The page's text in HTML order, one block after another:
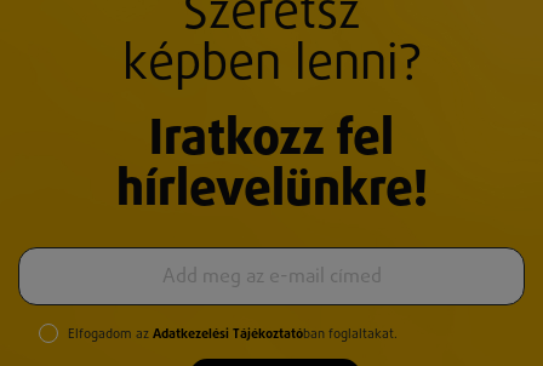
Szeretsz
képben lenni?
Iratkozz fel
hírlevelünkre!
Elfogadom az Adatkezelési Tájékoztatóban foglaltakat.